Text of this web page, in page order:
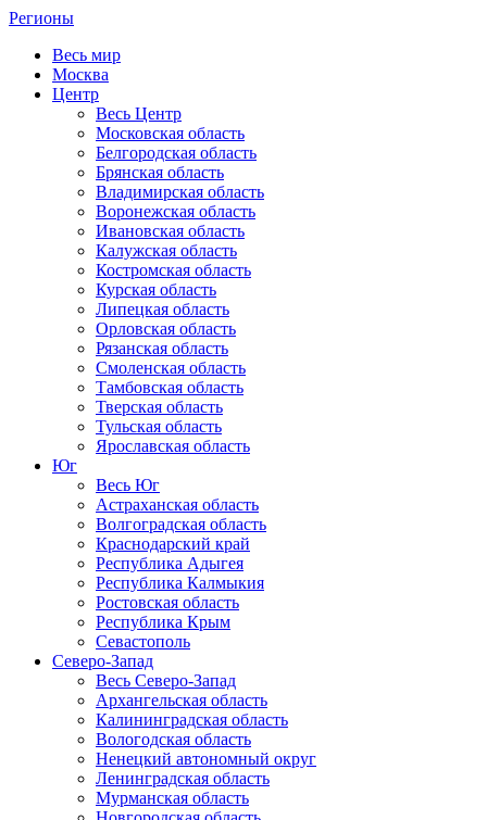
Регионы
Весь мир
Москва
Центр
Весь Центр
Московская область
Белгородская область
Брянская область
Владимирская область
Воронежская область
Ивановская область
Калужская область
Костромская область
Курская область
Липецкая область
Орловская область
Рязанская область
Смоленская область
Тамбовская область
Тверская область
Тульская область
Ярославская область
Юг
Весь Юг
Астраханская область
Волгоградская область
Краснодарский край
Республика Адыгея
Республика Калмыкия
Ростовская область
Республика Крым
Севастополь
Северо-Запад
Весь Северо-Запад
Архангельская область
Калининградская область
Вологодская область
Ненецкий автономный округ
Ленинградская область
Мурманская область